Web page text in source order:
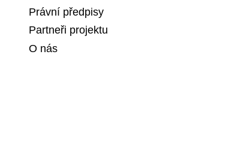
Právní předpisy
Partneři projektu
O nás